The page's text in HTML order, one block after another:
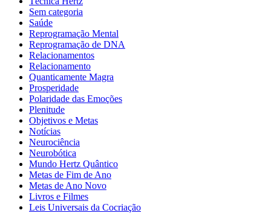
Sem categoria
Saúde
Reprogramação Mental
Reprogramação de DNA
Relacionamentos
Relacionamento
Quanticamente Magra
Prosperidade
Polaridade das Emoções
Plenitude
Objetivos e Metas
Notícias
Neurociência
Neurobótica
Mundo Hertz Quântico
Metas de Fim de Ano
Metas de Ano Novo
Livros e Filmes
Leis Universais da Cocriação